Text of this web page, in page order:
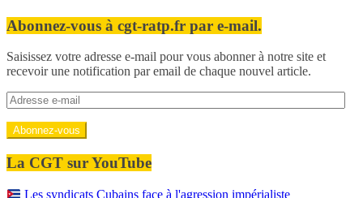
Abonnez-vous à cgt-ratp.fr par e-mail.
Saisissez votre adresse e-mail pour vous abonner à notre site et
recevoir une notification par email de chaque nouvel article.
Adresse
e-
mail
Abonnez-vous
La CGT sur YouTube
Les syndicats Cubains face à l'agression impérialiste